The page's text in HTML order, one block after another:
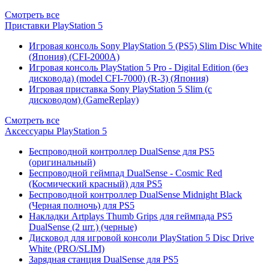
Смотреть все
Приставки PlayStation 5
Игровая консоль Sony PlayStation 5 (PS5) Slim Disc White
(Япония) (CFI-2000A)
Игровая консоль PlayStation 5 Pro - Digital Edition (без
дисковода) (model CFI-7000) (R-3) (Япония)
Игровая приставка Sony PlayStation 5 Slim (с
дисководом) (GameReplay)
Смотреть все
Аксессуары PlayStation 5
Беспроводной контроллер DualSense для PS5
(оригинальный)
Беспроводной геймпад DualSense - Cosmic Red
(Космический красный) для PS5
Беспроводной контроллер DualSense Midnight Black
(Черная полночь) для PS5
Накладки Artplays Thumb Grips для геймпада PS5
DualSense (2 шт.) (черные)
Дисковод для игровой консоли PlayStation 5 Disc Drive
White (PRO/SLIM)
Зарядная станция DualSense для PS5